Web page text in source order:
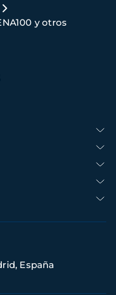
y otros
España